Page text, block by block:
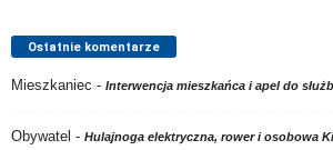
Ostatnie komentarze
Mieszkaniec - Interwencja mieszkańca i apel do
Obywatel - Hulajnoga elektryczna, rower i osobowa